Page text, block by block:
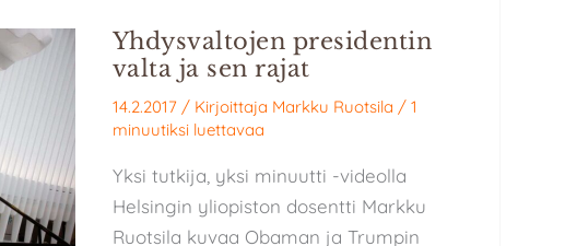
Yhdysvaltojen presidentin
valta ja sen rajat
14.2.2017 / Kirjoittaja Markku Ruotsila / 1
minuutiksi luettavaa
Yksi tutkija, yksi minuutti -videolla
Helsingin yliopiston dosentti Markku
Ruotsila kuvaa Obaman ja Trumpin